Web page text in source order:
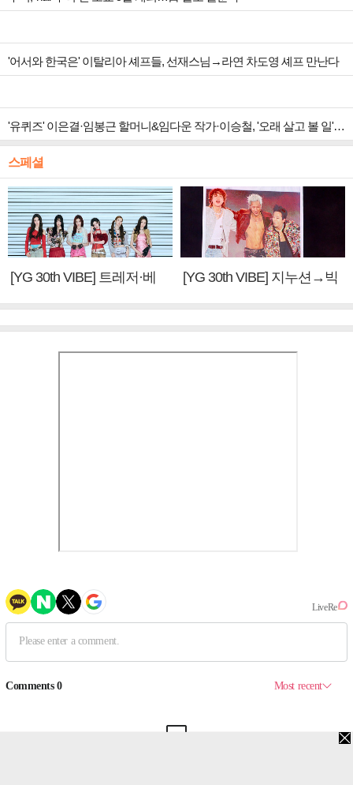
'어서와 한국은' 이탈리아 셰프들, 선재스님→라연 차도영 셰프 만난다
'유퀴즈' 이은결·임봉근 할머니&임다운 작가·이승철, '오래 살고 볼 일' 특집 출격
스페셜
[YG 30th VIBE] 트레저·베
[YG 30th VIBE] 지누션→빅